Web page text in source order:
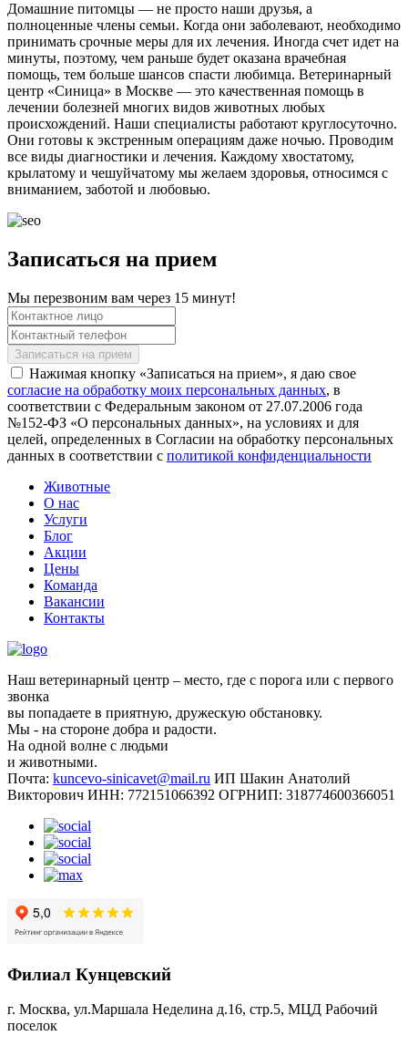
Домашние питомцы — не просто наши друзья, а
полноценные члены семьи. Когда они заболевают, необходимо
принимать срочные меры для их лечения. Иногда счет идет на
минуты, поэтому, чем раньше будет оказана врачебная
помощь, тем больше шансов спасти любимца. Ветеринарный
центр «Синица» в Москве — это качественная помощь в
лечении болезней многих видов животных любых
происхождений. Наши специалисты работают круглосуточно.
Они готовы к экстренным операциям даже ночью. Проводим
все виды диагностики и лечения. Каждому хвостатому,
крылатому и чешуйчатому мы желаем здоровья, относимся с
вниманием, заботой и любовью.
Записаться на прием
Мы перезвоним вам через 15 минут!
Нажимая кнопку «Записаться на прием», я даю свое
согласие на обработку моих персональных данных, в
соответствии с Федеральным законом от 27.07.2006 года
№152-ФЗ «О персональных данных», на условиях и для
целей, определенных в Согласии на обработку персональных
данных в соответствии с политикой конфиденциальности
Животные
О нас
Услуги
Блог
Акции
Цены
Команда
Вакансии
Контакты
Наш ветеринарный центр – место, где с порога или с первого
звонка
вы попадаете в приятную, дружескую обстановку.
Мы - на стороне добра и радости.
На одной волне с людьми
и животными.
Почта: kuncevo-sinicavet@mail.ru ИП Шакин Анатолий
Викторович ИНН: 772151066392 ОГРНИП: 318774600366051
Филиал Кунцевский
г. Москва, ул.Маршала Неделина д.16, стр.5, МЦД Рабочий
поселок